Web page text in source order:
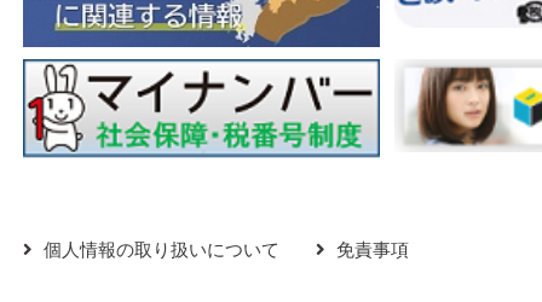
個人情報の取り扱いについて 免責事項